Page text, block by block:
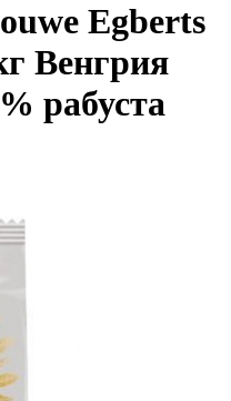
Egberts
Венгрия
рабуста